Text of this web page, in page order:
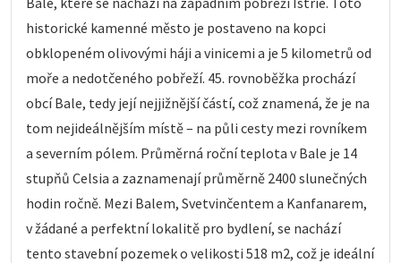
historické kamenné město je postaveno na kopci
obklopeném olivovými háji a vinicemi a je 5 kilometrů od
moře a nedotčeného pobřeží. 45. rovnoběžka prochází
obcí Bale, tedy její nejjižnější částí, což znamená, že je na
tom nejideálnějším místě – na půli cesty mezi rovníkem
a severním pólem. Průměrná roční teplota v Bale je 14
stupňů Celsia a zaznamenají průměrně 2400 slunečných
hodin ročně. Mezi Balem, Svetvinčentem a Kanfanarem,
v žádané a perfektní lokalitě pro bydlení, se nachází
tento stavební pozemek o velikosti 518 m2, což je ideální